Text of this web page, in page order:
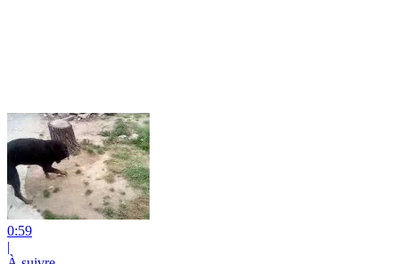
0:59
|